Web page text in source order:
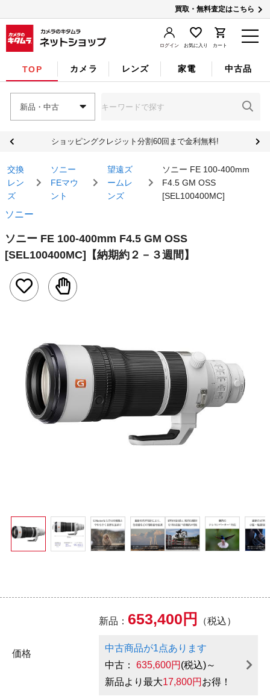
買取・無料査定はこちら
ログイン お気に入り カート
TOP カメラ レンズ 家電 中古品
新品・中古
ショッピングクレジット分割60回まで金利無料!
交換
レン
ズ
ソニー
FEマウ
ント
望遠ズ
ームレ
ンズ
ソニー FE 100-400mm
F4.5 GM OSS
[SEL100400MC]
ソニー
ソニー FE 100-400mm F4.5 GM OSS
[SEL100400MC] 【納期約２－３週間】
価格
新品： 653,400円 （税込）
中古商品が1点あります
中古：635,600円 (税込)～
新品より最大17,800円 お得！